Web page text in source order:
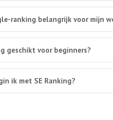
ranking belangrijk voor mijn
geschikt voor beginners?
ik met SE Ranking?